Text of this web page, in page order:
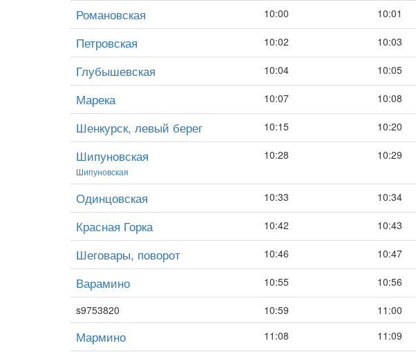
Романовская 10:00 10:01
Петровская 10:02 10:03
Глубышевская 10:04 10:05
Марека 10:07 10:08
Шенкурск, левый берег 10:15 10:20
Шипуновская
Шипуновская
10:28 10:29
Одинцовская 10:33 10:34
Красная Горка 10:42 10:43
Шеговары, поворот 10:46 10:47
Варамино 10:55 10:56
s9753820 10:59 11:00
Мармино 11:08 11:09